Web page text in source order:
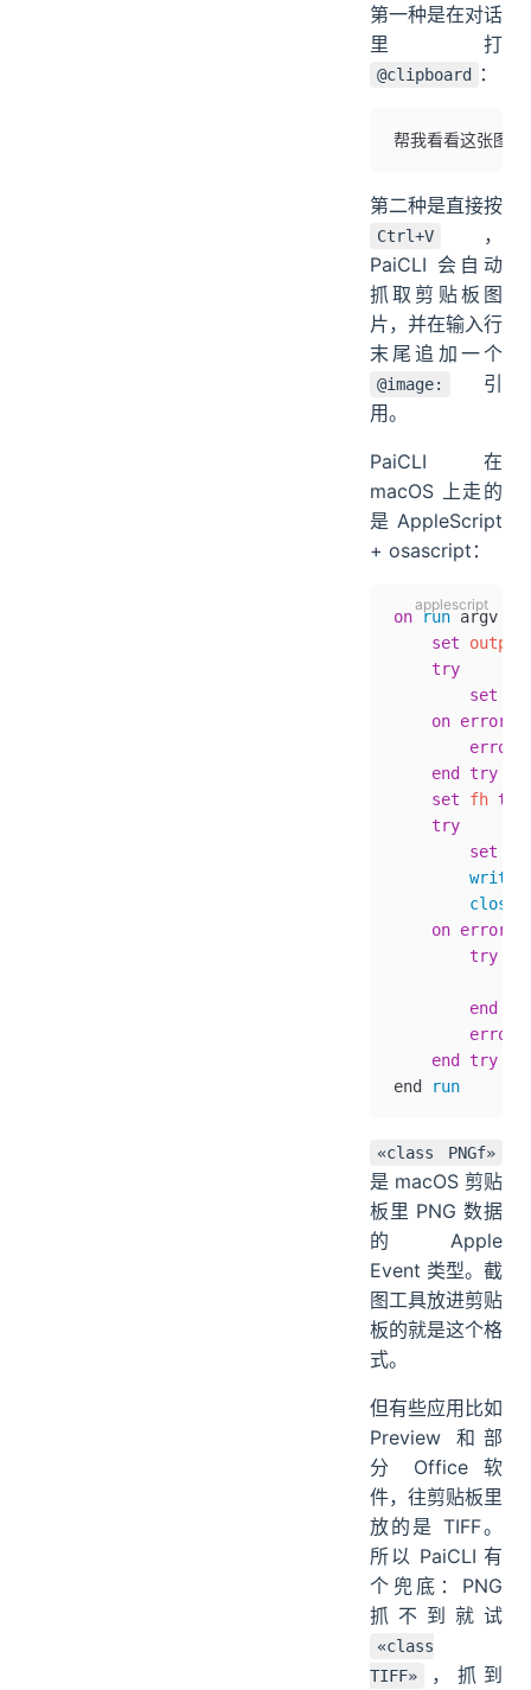
第一种是在对话
里打
@clipboard ：
帮我看看这张图
第二种是直接按
Ctrl+V
，
PaiCLI 会自动
抓取剪贴板图
片，并在输入行
末尾追加一个
@image:
引
用。
PaiCLI 在
macOS 上走的
是 AppleScript
+ osascript：
on run argv
    set
    try
        set
    on error
        error
    end try
    set
fh to
    try
        set
        write
close
    on error
        try
end
        error
    end try
end
run
«class PNGf»
是 macOS 剪贴
板里 PNG 数据
的 Apple
Event 类型。截
图工具放进剪贴
板的就是这个格
式。
但有些应用比如
Preview 和部
分 Office 软
件，往剪贴板里
放的是 TIFF。
所以 PaiCLI 有
个兜底：PNG
抓不到就试
«class
TIFF»
，抓到